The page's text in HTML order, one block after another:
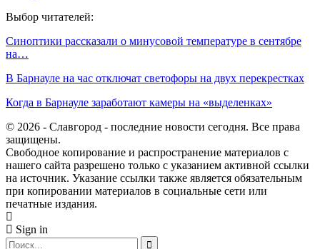
Выбор читателей:
Синоптики рассказали о минусовой температуре в сентябре
на…
В Барнауле на час отключат светофоры на двух перекрестках
Когда в Барнауле заработают камеры на «выделенках»
© 2026 - Славгород - последние новости сегодня. Все права
защищены.
Свободное копирование и распространение материалов с
нашего сайта разрешено только с указанием активной ссылки
на источник. Указание ссылки также является обязательным
при копировании материалов в социальные сети или
печатные издания.
Sign in